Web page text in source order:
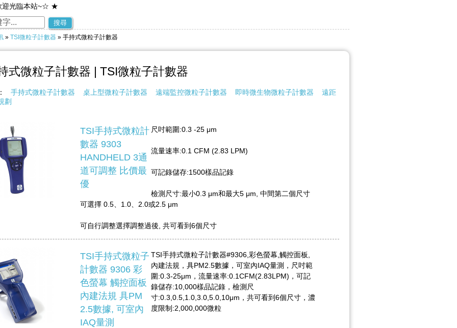
光臨本站~☆ ★
您到留言版給我們加油打氣~☆ ★
搜尋
» TSI微粒子計數器 » 手持式微粒子計數器
式微粒子計數器 | TSI微粒子計數器
：手持式微粒子計數器 桌上型微粒子計數器 遠端監控微粒子計數器 即時微生物微粒子計數器
遠距
劃
TSI手持式微粒計
數器 9303
HANDHELD 3通
道可調整 比價最
優
尺吋範圍:0.3 -25 μm
流量速率:0.1 CFM (2.83 LPM)
可記錄儲存:1500樣品記錄
檢測尺寸:最小0.3 μm和最大5 μm, 中間第二個尺寸
可選擇 0.5、1.0、2.0或2.5 μm
可自行調整選擇調整過後, 共可看到6個尺寸
TSI手持式微粒子
計數器 9306 彩
色螢幕 觸控面板
內建法規 具PM
2.5數據, 可室內
IAQ量測
TSI手持式微粒子計數器#9306,彩色螢幕,觸控面板,
內建法規，具PM2.5數據，可室內IAQ量測，尺吋範
圍:0.3-25μm，流量速率:0.1CFM(2.83LPM)，可記
錄儲存:10,000樣品記錄，檢測尺
寸:0.3,0.5,1.0,3.0,5.0,10μm，共可看到6個尺寸，濃
度限制:2,000,000微粒